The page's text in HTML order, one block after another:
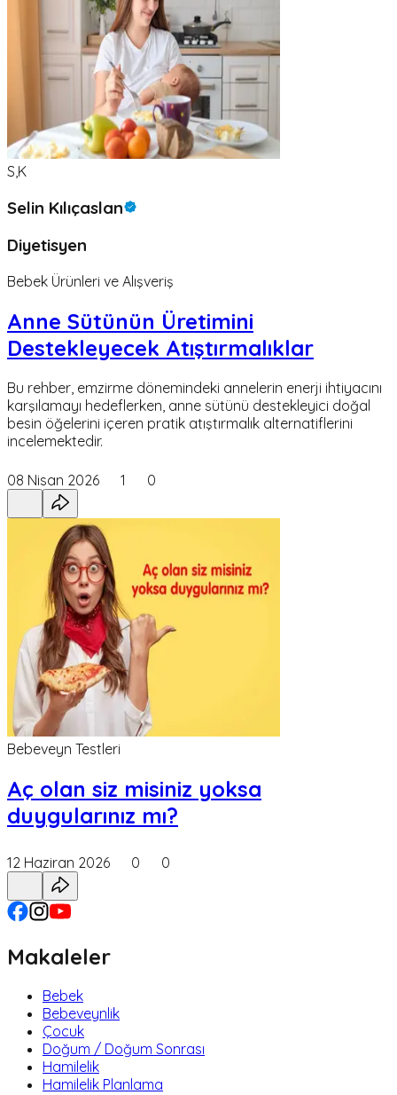
S,K
Selin Kılıçaslan
Diyetisyen
Bebek Ürünleri ve Alışveriş
Anne Sütünün Üretimini
Destekleyecek Atıştırmalıklar
Bu rehber, emzirme dönemindeki annelerin enerji ihtiyacını
karşılamayı hedeflerken, anne sütünü destekleyici doğal
besin öğelerini içeren pratik atıştırmalık alternatiflerini
incelemektedir.
08 Nisan 2026 1 0
Bebeveyn Testleri
Aç olan siz misiniz yoksa
duygularınız mı?
12 Haziran 2026 0 0
Makaleler
Bebek
Bebeveynlik
Çocuk
Doğum / Doğum Sonrası
Hamilelik
Hamilelik Planlama